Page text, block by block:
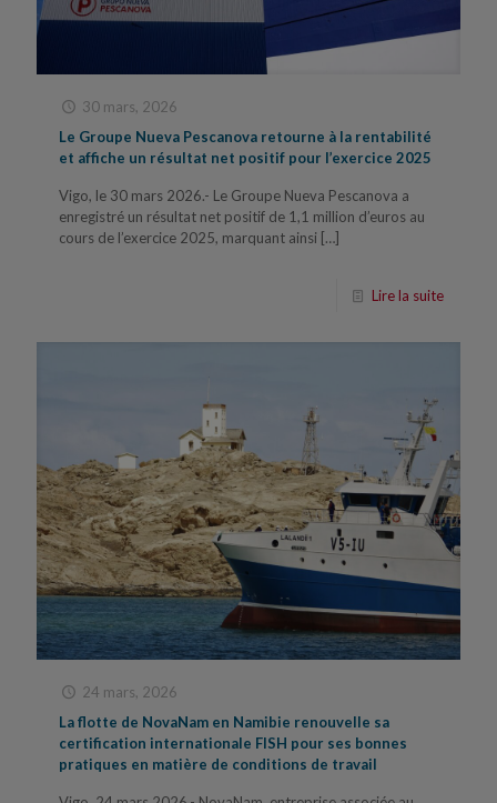
30 mars, 2026
Le Groupe Nueva Pescanova retourne à la rentabilité
et affiche un résultat net positif pour l’exercice 2025
Vigo, le 30 mars 2026.- Le Groupe Nueva Pescanova a
enregistré un résultat net positif de 1,1 million d’euros au
cours de l’exercice 2025, marquant ainsi […]
Lire la suite
24 mars, 2026
La flotte de NovaNam en Namibie renouvelle sa
certification internationale FISH pour ses bonnes
pratiques en matière de conditions de travail